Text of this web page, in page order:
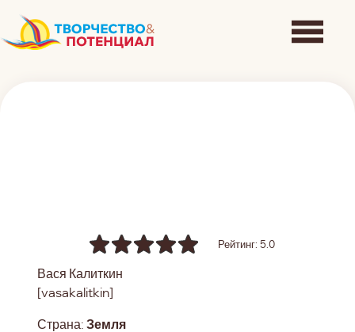
Рейтинг: 5.0
Вася Калиткин
[vasakalitkin]
Страна: Земля